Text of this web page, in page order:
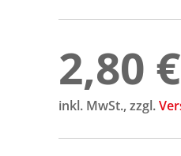
2,80 €
inkl. MwSt., zzgl.